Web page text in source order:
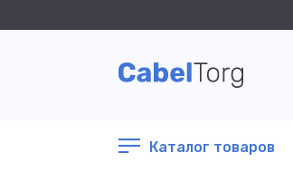
Каталог товаров